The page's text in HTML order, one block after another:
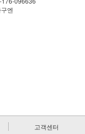
엔
고객센터